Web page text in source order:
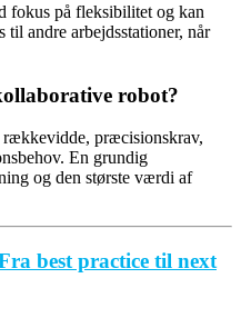
fokus på fleksibilitet og kan
andre arbejdsstationer, når
robot?
præcisionskrav,
En grundig
og den største værdi af
best practice til next